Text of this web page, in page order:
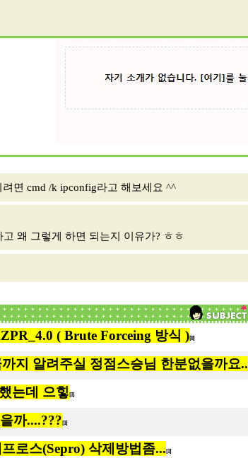
면 cmd /k ipconfig라고 해보세요 ^^
왜 그렇게 하면 되는지 이유가? ㅎㅎ
( Brute Forceing 방식 )[8]
지 알려주실 정점스승님 한분없을까요..
는데 으힣 [1]
까....??? [1]
로스(Sepro) 삭제방법좀... [1]